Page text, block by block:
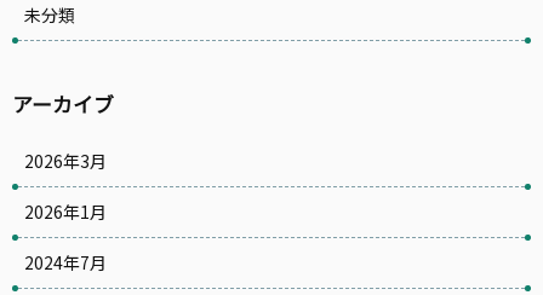
未分類
アーカイブ
2026年3月
2026年1月
2024年7月